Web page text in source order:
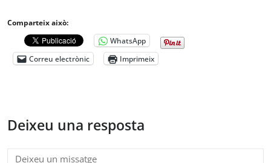
Comparteix això:
WhatsApp
Correu electrònic
Imprimeix
Deixeu una resposta